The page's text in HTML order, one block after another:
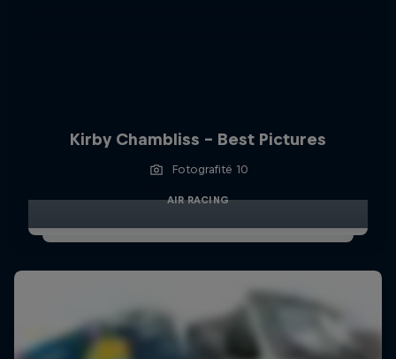
Kirby Chambliss - Best Pictures
Fotografitë 10
AIR RACING